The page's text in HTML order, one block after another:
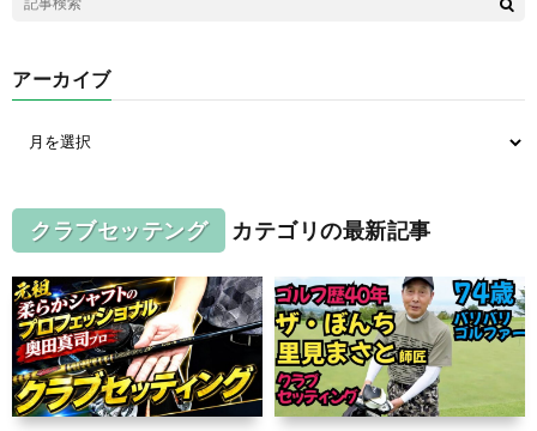
アーカイブ
クラブセッテング カテゴリの最新記事